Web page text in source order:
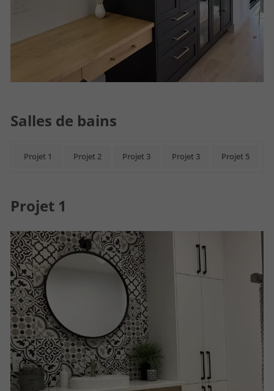
Salles de bains
Projet 1 Projet 2 Projet 3 Projet 3 Projet 5
Projet 1